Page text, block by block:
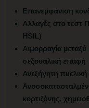
Επανεμφάνιση
Αλλαγές στο τεστ
HSIL)
Αιμορραγία
σεξουαλική επαφή
Ανεξήγητη
κορτιζόνης,